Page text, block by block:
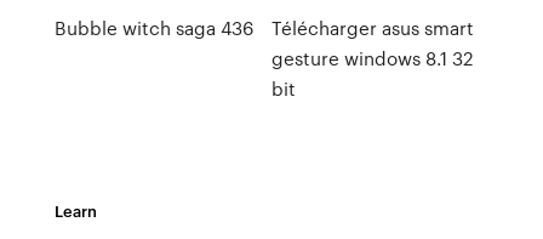
Bubble witch saga 436
Télécharger asus smart
gesture windows 8.1 32
bit
Learn